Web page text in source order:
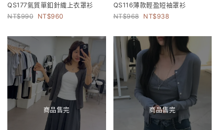
QS177氣質單釦針織上衣罩衫
990
960
QS116薄款輕盈短袖罩衫
968
938
商品售完 商品售完